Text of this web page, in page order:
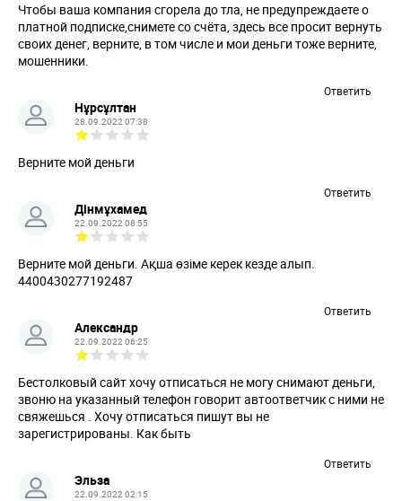
Чтобы ваша компания сгорела до тла, не предупреждаете о
платной подписке,снимете со счёта, здесь все просит вернуть
своих денег, верните, в том числе и мои деньги тоже верните,
мошенники.
Ответить
Нұрсұлтан
28.09.2022 07:38
Верните мой деньги
Ответить
Дінмұхамед
22.09.2022 08:55
Верните мой деньги. Ақша өзіме керек кезде алып.
4400430277192487
Ответить
Александр
22.09.2022 06:25
Бестолковый сайт хочу отписаться не могу снимают деньги,
звоню на указанный телефон говорит автоответчик с ними не
свяжешься . Хочу отписаться пишут вы не
зарегистрированы. Как быть
Ответить
Эльза
22.09.2022 02:15